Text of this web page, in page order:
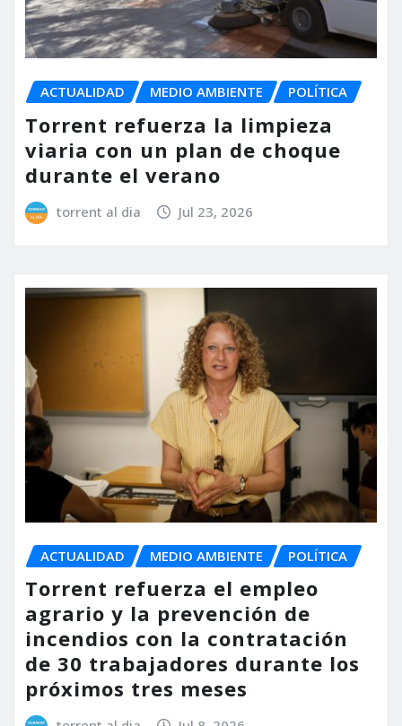
ACTUALIDAD MEDIO AMBIENTE POLÍTICA
Torrent refuerza la limpieza
viaria con un plan de choque
durante el verano
torrent al dia Jul 23, 2026
ACTUALIDAD MEDIO AMBIENTE POLÍTICA
Torrent refuerza el empleo
agrario y la prevención de
incendios con la contratación
de 30 trabajadores durante los
próximos tres meses